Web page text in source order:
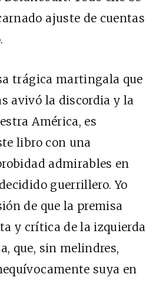
ajuste de cuentas
trágica martingala que
avivó la discordia y la
América, es
libro con una
admirables en
guerrillero. Yo
de que la premisa
y crítica de la izquierda
que, sin melindres,
suya en